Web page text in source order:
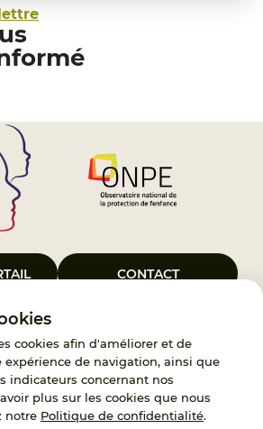
cookies afin d'améliorer et de
expérience de navigation, ainsi que
indicateurs concernant nos
plus sur les cookies que nous
notre Politique de confidentialité.
CONTACT
Public France Enfance Protégée, créé le 5
d’assurer les missions de service public du
des adoptants et de traitement des
origines personnelles. France Enfance
un observatoire et une ressource pour
ainsi qu’un appui à l’élaboration de la
le soutien à l’activité des conseils